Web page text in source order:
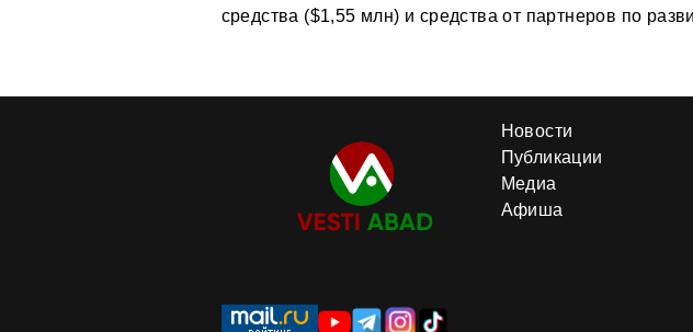
средства ($1,55 млн) и средства от партнеров по
Новости
Публикации
Медиа
Афиша